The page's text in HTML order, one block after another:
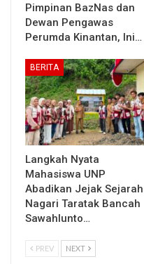
Pimpinan BazNas dan
Dewan Pengawas
Perumda Kinantan, Ini…
BERITA
Langkah Nyata
Mahasiswa UNP
Abadikan Jejak Sejarah
Nagari Taratak Bancah
Sawahlunto…
PREV NEXT